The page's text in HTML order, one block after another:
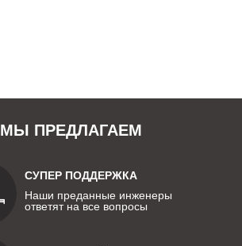
МЫ ПРЕДЛАГАЕМ
СУПЕР ПОДДЕРЖКА
Наши преданные инженеры
ответят на все вопросы